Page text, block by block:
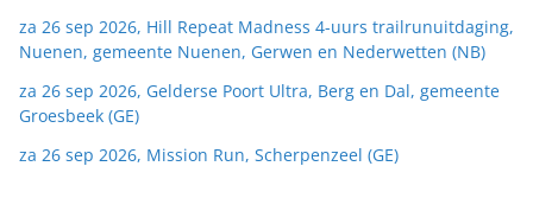
za 26 sep 2026, Hill Repeat Madness 4-uurs trailrunuitdaging,
Nuenen, gemeente Nuenen, Gerwen en Nederwetten (NB)
za 26 sep 2026, Gelderse Poort Ultra, Berg en Dal, gemeente
Groesbeek (GE)
za 26 sep 2026, Mission Run, Scherpenzeel (GE)